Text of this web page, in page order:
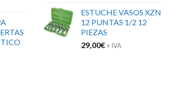
ESTUCHE VASOS XZN
12 PUNTAS 1/2 12
PIEZAS
29,00€+ IVA